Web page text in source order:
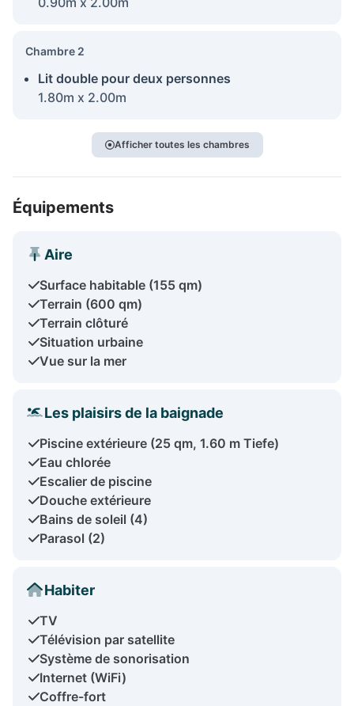
Chambre 2
Lit double pour deux personnes
1.80m x 2.00m
Afficher toutes les chambres
Équipements
Aire
Surface habitable (155 qm)
Terrain (600 qm)
Terrain clôturé
Situation urbaine
Vue sur la mer
Les plaisirs de la baignade
Piscine extérieure (25 qm, 1.60 m Tiefe)
Eau chlorée
Escalier de piscine
Douche extérieure
Bains de soleil (4)
Parasol (2)
Habiter
TV
Télévision par satellite
Système de sonorisation
Internet (WiFi)
Coffre-fort